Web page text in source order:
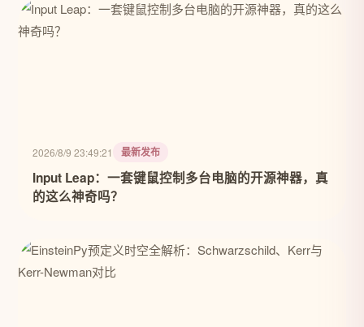
2026/8/9 23:49:21 最新发布
Input Leap：一套键鼠控制多台电脑的开源神器，真
的这么神奇吗？